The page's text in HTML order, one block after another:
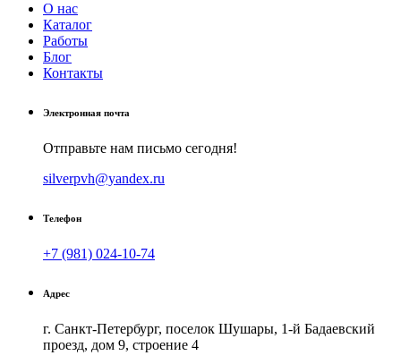
О нас
Каталог
Работы
Блог
Контакты
Электронная почта
Отправьте нам письмо сегодня!
silverpvh@yandex.ru
Телефон
+7 (981) 024-10-74
Адрес
г. Санкт-Петербург, поселок Шушары, 1-й Бадаевский
проезд, дом 9, строение 4